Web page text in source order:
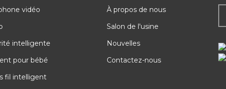
vidéo
intelligente
pour bébé
fil intelligent
À propos de nous
Salon de l'usine
Nouvelles
Contactez-nous